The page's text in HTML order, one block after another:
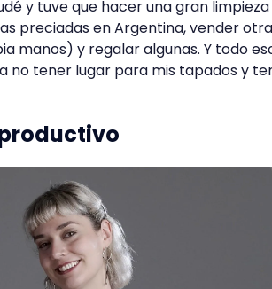
y tuve que hacer una gran
preciadas en Argentina, vender
manos) y regalar algunas. Y todo
no tener lugar para mis tapados y